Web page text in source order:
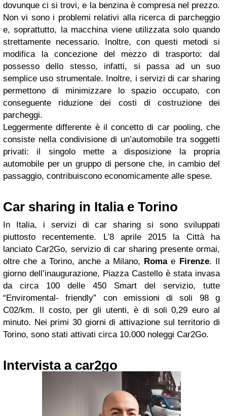
dovunque ci si trovi, e la benzina è compresa nel prezzo.
Non vi sono i problemi relativi alla ricerca di parcheggio
e, soprattutto, la macchina viene utilizzata solo quando
strettamente necessario. Inoltre, con questi metodi si
modifica la concezione del mezzo di trasporto: dal
possesso dello stesso, infatti, si passa ad un suo
semplice uso strumentale. Inoltre, i servizi di car sharing
permettono di minimizzare lo spazio occupato, con
conseguente riduzione dei costi di costruzione dei
parcheggi.
Leggermente differente è il concetto di car pooling, che
consiste nella condivisione di un’automobile tra soggetti
privati: il singolo mette a disposizione la propria
automobile per un gruppo di persone che, in cambio del
passaggio, contribuiscono economicamente alle spese.
Car sharing in Italia e Torino
In Italia, i servizi di car sharing si sono sviluppati
piuttosto recentemente. L’8 aprile 2015 la Città ha
lanciato Car2Go, servizio di car sharing presente ormai,
oltre che a Torino, anche a Milano, Romae Firenze. Il
giorno dell’inaugurazione, Piazza Castello è stata invasa
da circa 100 delle 450 Smart del servizio, tutte
“Enviromental- friendly” con emissioni di soli 98 g
C02/km. Il costo, per gli utenti, è di soli 0,29 euro al
minuto. Nei primi 30 giorni di attivazione sul territorio di
Torino, sono stati attivati circa 10.000 noleggi Car2Go.
Intervista a car2go